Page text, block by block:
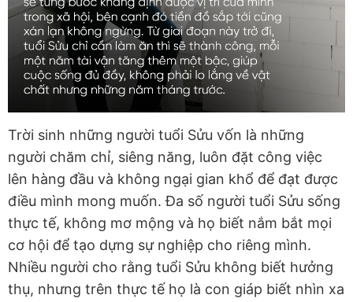
Trời sinh những người tuổi Sửu vốn là những
người chăm chỉ, siêng năng, luôn đặt công việc
lên hàng đầu và không ngại gian khổ để đạt được
điều mình mong muốn. Đa số người tuổi Sửu sống
thực tế, không mơ mộng và họ biết nắm bắt mọi
cơ hội để tạo dựng sự nghiệp cho riêng mình.
Nhiều người cho rằng tuổi Sửu không biết hưởng
thụ, nhưng trên thực tế họ là con giáp biết nhìn xa